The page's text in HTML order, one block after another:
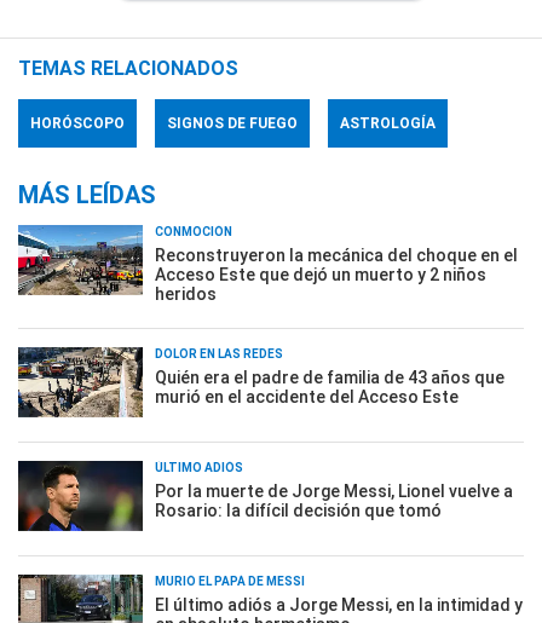
TEMAS RELACIONADOS
HORÓSCOPO SIGNOS DE FUEGO ASTROLOGÍA
MÁS LEÍDAS
CONMOCIÓN
Reconstruyeron la mecánica del choque en el
Acceso Este que dejó un muerto y 2 niños
heridos
DOLOR EN LAS REDES
Quién era el padre de familia de 43 años que
murió en el accidente del Acceso Este
ÚLTIMO ADIÓS
Por la muerte de Jorge Messi, Lionel vuelve a
Rosario: la difícil decisión que tomó
MURIÓ EL PAPÁ DE MESSI
El último adiós a Jorge Messi, en la intimidad y